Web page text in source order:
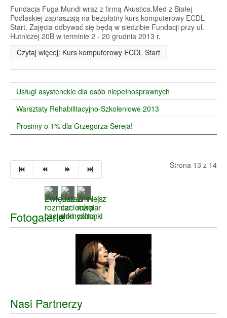
Fundacja Fuga Mundi wraz z firmą Akustica.Med z Białej
Podlaskiej zapraszają na bezpłatny kurs komputerowy ECDL
Start. Zajęcia odbywać się będą w siedzibie Fundacji przy ul.
Hutniczej 20B w terminie 2 - 20 grudnia 2013 r.
Czytaj więcej: Kurs komputerowy ECDL Start
Usługi asystenckie dla osób niepełnosprawnych
Warsztaty Rehabilitacyjno-Szkoleniowe 2013
Prosimy o 1% dla Grzegorza Sereja!
Strona 13 z 14
Fotogalerie
Nasi Partnerzy